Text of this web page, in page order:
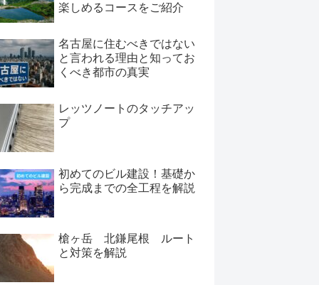
楽しめるコースをご紹介
名古屋に住むべきではない
と言われる理由と知ってお
くべき都市の真実
レッツノートのタッチアッ
プ
初めてのビル建設！基礎か
ら完成までの全工程を解説
槍ヶ岳 北鎌尾根 ルート
と対策を解説